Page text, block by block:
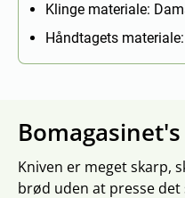
Klinge materiale:
Håndtagets
Kniven er meget skarp,
brød uden at presse